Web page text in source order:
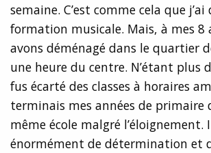
semaine. C’est comme cela que
formation musicale. Mais, à mes 8
avons déménagé dans le quartier
une heure du centre. N’étant plus
fus écarté des classes à horaires
terminais mes années de primaire
même école malgré l’éloignement.
énormément de détermination et